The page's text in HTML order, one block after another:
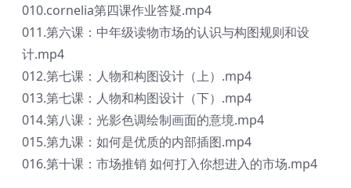
010.cornelia第四课作业答疑.mp4
011.第六课：中年级读物市场的认识与构图规则和设
计.mp4
012.第七课：人物和构图设计（上）.mp4
013.第七课：人物和构图设计（下）.mp4
014.第八课：光影色调绘制画面的意境.mp4
015.第九课：如何是优质的内部插图.mp4
016.第十课：市场推销 如何打入你想进入的市场.mp4